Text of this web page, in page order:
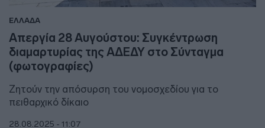
ΕΛΛΑΔΑ
Απεργία 28 Αυγούστου: Συγκέντρωση
διαμαρτυρίας της ΑΔΕΔΥ στο Σύνταγμα
(φωτογραφίες)
Ζητούν την απόσυρση του νομοσχεδίου για το
πειθαρχικό δίκαιο
28.08.2025 - 11:07